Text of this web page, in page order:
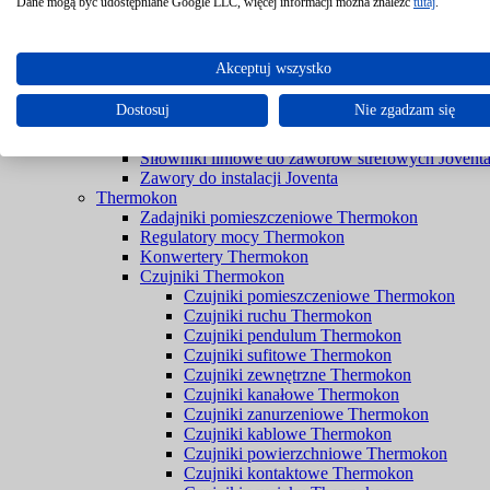
Siłowniki do przepustnic bez sprężyny powrotnej
Siłowniki do przepustnic ze sprężyną powrotną
Siłowniki do rozwiązań przeciwpożarowych
Siłowniki do zaworów bez spreżyny powrotnej
Siłowniki liniowe do zaworów strefowych Joventa
Zawory do instalacji Joventa
Thermokon
Zadajniki pomieszczeniowe Thermokon
Regulatory mocy Thermokon
Konwertery Thermokon
Czujniki Thermokon
Czujniki pomieszczeniowe Thermokon
Czujniki ruchu Thermokon
Czujniki pendulum Thermokon
Czujniki sufitowe Thermokon
Czujniki zewnętrzne Thermokon
Czujniki kanałowe Thermokon
Czujniki zanurzeniowe Thermokon
Czujniki kablowe Thermokon
Czujniki powierzchniowe Thermokon
Czujniki kontaktowe Thermokon
Akceptuj wszystko
Dostosuj Nie zgadzam się